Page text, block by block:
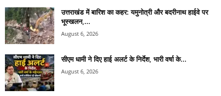
उत्तराखंड में बारिश का कहर: यमुनोत्री और बदरीनाथ हाईवे पर
भूस्खलन,...
August 6, 2026
सीएम धामी ने दिए हाई अलर्ट के निर्देश, भारी वर्षा के...
August 6, 2026